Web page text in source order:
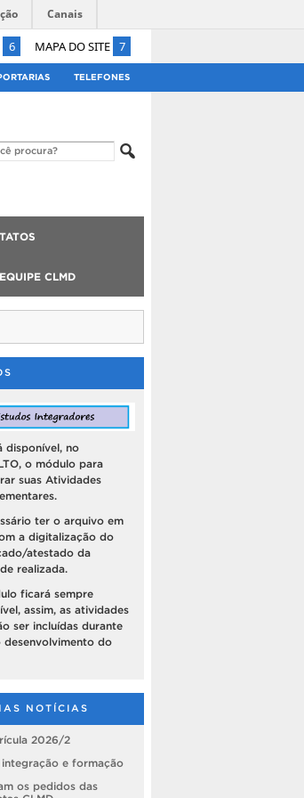
6 MAPA DO SITE 7
Canais
TELEFONES
CLMD
disponível, no
o módulo para
suas Atividades
ter o arquivo em
a digitalização do
atestado da
realizada.
ficará sempre
assim, as atividades
ser incluídas durante
do
NOTÍCIAS
2026/2
integração e formação
os pedidos das